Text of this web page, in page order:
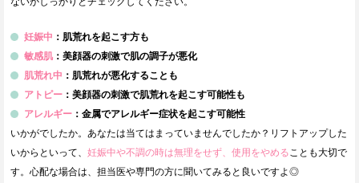
妊娠中 ：肌荒れを起こす方も
敏感肌 ：美顔器の刺激で肌の調子が悪化
肌荒れ中 ：肌荒れが悪化することも
アトピー ：美顔器の刺激で肌荒れを起こす可能性も
アレルギー ：金属でアレルギー症状を起こす可能性
いかがでしたか。あなたは当てはまっていませんでしたか？リフトアップした
いからといって、 妊娠中や不調の時は無理をせず、使用をやめることも大切で
す。心配な場合は、担当医や専門の方に聞いてみると良いですよ◎